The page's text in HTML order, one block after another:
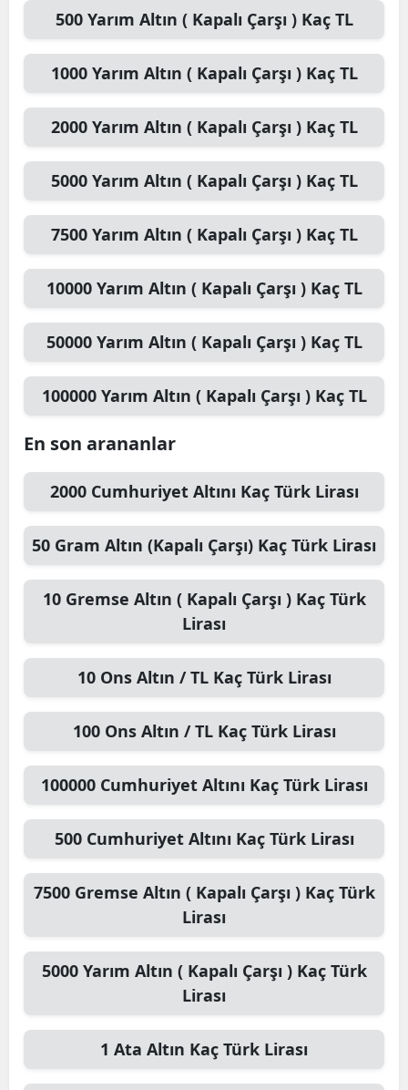
500 Yarım Altın ( Kapalı Çarşı )Kaç TL
1000 Yarım Altın ( Kapalı Çarşı )Kaç TL
2000 Yarım Altın ( Kapalı Çarşı )Kaç TL
5000 Yarım Altın ( Kapalı Çarşı )Kaç TL
7500 Yarım Altın ( Kapalı Çarşı )Kaç TL
10000 Yarım Altın ( Kapalı Çarşı )Kaç TL
50000 Yarım Altın ( Kapalı Çarşı )Kaç TL
100000 Yarım Altın ( Kapalı Çarşı )Kaç TL
En son arananlar
2000 Cumhuriyet Altını Kaç Türk Lirası
50 Gram Altın (Kapalı Çarşı) Kaç Türk Lirası
10 Gremse Altın ( Kapalı Çarşı )Kaç Türk
Lirası
10 Ons Altın / TLKaç Türk Lirası
100 Ons Altın / TLKaç Türk Lirası
100000 Cumhuriyet Altını Kaç Türk Lirası
500 Cumhuriyet Altını Kaç Türk Lirası
7500 Gremse Altın ( Kapalı Çarşı )Kaç Türk
Lirası
5000 Yarım Altın ( Kapalı Çarşı )Kaç Türk
Lirası
1 Ata Altın Kaç Türk Lirası